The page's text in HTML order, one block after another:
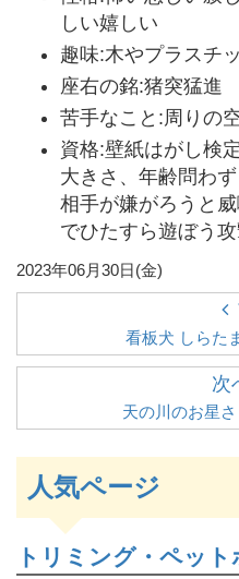
しい嬉しい
趣味:木やプラスチ
座右の銘:猪突猛進
苦手なこと:周りの
資格:壁紙はがし検
大きさ、年齢問わ
相手が嫌がろうと
でひたすら遊ぼう攻
2023年06月30日(金)
看板犬 しらた
次
天の川のお星
人気ページ
トリミング・ペッ